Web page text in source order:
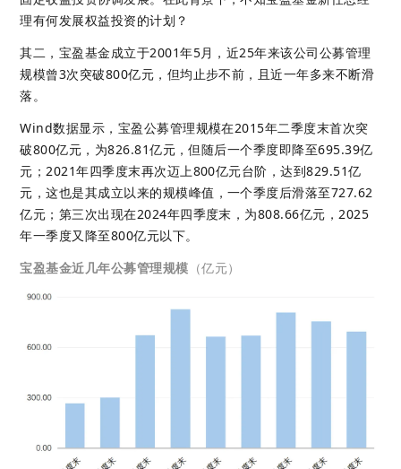
理有何发展权益投资的计划？
其二，宝盈基金成立于2001年5月，近25年来该公司公募管理
规模曾3次突破800亿元，但均止步不前，且近一年多来不断滑
落。
Wind数据显示，宝盈公募管理规模在2015年二季度末首次突
破800亿元，为826.81亿元，但随后一个季度即降至695.39亿
元；2021年四季度末再次迈上800亿元台阶，达到829.51亿
元，这也是其成立以来的规模峰值，一个季度后滑落至727.62
亿元；第三次出现在2024年四季度末，为808.66亿元，2025
年一季度又降至800亿元以下。
宝盈基金近几年公募管理规模 （亿元）